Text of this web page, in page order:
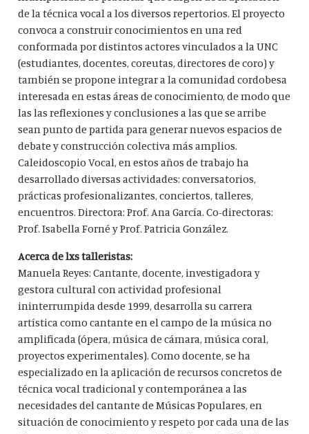
de la técnica vocal a los diversos repertorios. El proyecto
convoca a construir conocimientos en una red
conformada por distintos actores vinculados a la UNC
(estudiantes, docentes, coreutas, directores de coro) y
también se propone integrar a la comunidad cordobesa
interesada en estas áreas de conocimiento, de modo que
las las reflexiones y conclusiones a las que se arribe
sean punto de partida para generar nuevos espacios de
debate y construcción colectiva más amplios.
Caleidoscopio Vocal, en estos años de trabajo ha
desarrollado diversas actividades: conversatorios,
prácticas profesionalizantes, conciertos, talleres,
encuentros. Directora: Prof. Ana García. Co-directoras:
Prof. Isabella Forné y Prof. Patricia González.
Acerca de lxs talleristas:
Manuela Reyes: Cantante, docente, investigadora y
gestora cultural con actividad profesional
ininterrumpida desde 1999, desarrolla su carrera
artística como cantante en el campo de la música no
amplificada (ópera, música de cámara, música coral,
proyectos experimentales). Como docente, se ha
especializado en la aplicación de recursos concretos de
técnica vocal tradicional y contemporánea a las
necesidades del cantante de Músicas Populares, en
situación de conocimiento y respeto por cada una de las